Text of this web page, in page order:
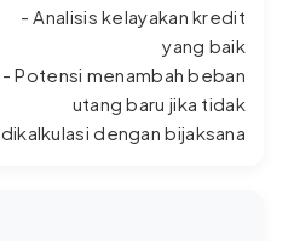
- Analisis kelayakan kredit
yang baik
- Potensi menambah beban
utang baru jika tidak
dikalkulasi dengan bijaksana